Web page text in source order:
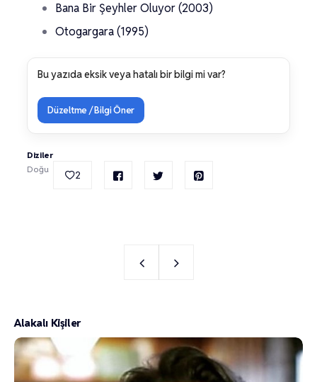
Bana Bir Şeyhler Oluyor (2003)
Otogargara (1995)
Bu yazıda eksik veya hatalı bir bilgi mi var?
Düzeltme / Bilgi Öner
Diziler
Doğu
2
Alakalı Kişiler